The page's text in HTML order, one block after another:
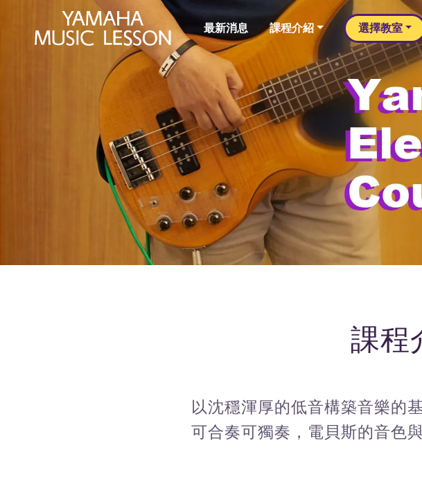
最新消息 課程介紹 選擇教室
課程
以沈穩渾厚的低音構築音樂的
可合奏可獨奏，電貝斯的音色